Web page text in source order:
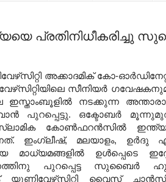
പ്രതിനിധീകരിച്ചു
അക്കാദമിക് കോ-
സീനിയര്‍
നടക്കുന്ന
പുറപ്പെട്ടു. ഒക്ടോബര്‍
കോണ്‍ഫറന്‍സില്‍
ഇംഗ്ലീഷ്, മലയാളം, ഉര്‍ദു
മാധ്യമങ്ങളില്‍ ഉള്‍പ്പെടെ
പുറപ്പെട്ട സുബൈര്‍
വൈസ്